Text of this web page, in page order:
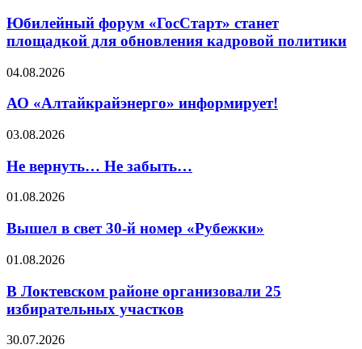
Юбилейный форум «ГосСтарт» станет
площадкой для обновления кадровой политики
04.08.2026
АО «Алтайкрайэнерго» информирует!
03.08.2026
Не вернуть… Не забыть…
01.08.2026
Вышел в свет 30-й номер «Рубежки»
01.08.2026
В Локтевском районе организовали 25
избирательных участков
30.07.2026